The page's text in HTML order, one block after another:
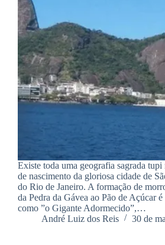
Existe toda uma geografia sagrada tupi
de nascimento da gloriosa cidade de
do Rio de Janeiro. A formação de
da Pedra da Gávea ao Pão de Açúcar
como ”o Gigante Adormecido”,…
André Luiz dos Reis
30 de